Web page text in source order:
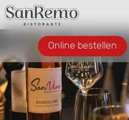
Online bestellen